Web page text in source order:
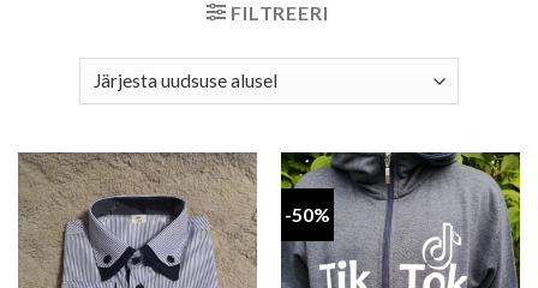
FILTREERI
-50%